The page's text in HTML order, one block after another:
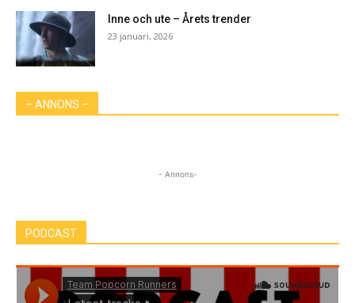
Inne och ute – Årets trender
23 januari, 2026
– ANNONS –
- Annons-
PODCAST